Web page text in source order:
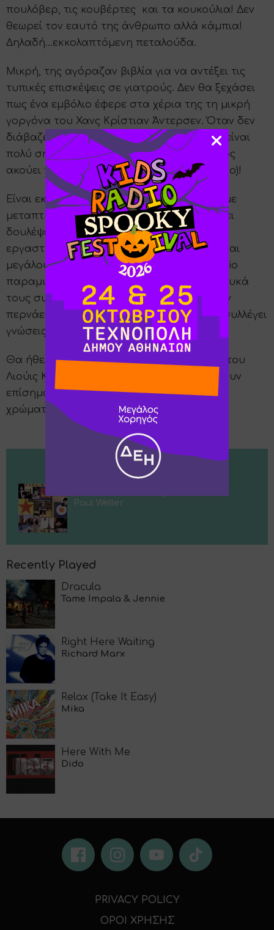
πουλόβερ, τις κουβέρτες και τα κουκούλια! Δεν
θεωρεί τον εαυτό της άνθρωπο αλλά κάμπια!
Δηλαδή…εκκολαπτόμενη πεταλούδα.
Μικρή, της αγόραζαν βιβλία για να αντέξει τις
τυπικές επισκέψεις σε γιατρούς. Δεν θα ξεχάσει
πως ένα εμβόλιο έφερε στα χέρια της τη μικρή
γοργόνα του Χανς Κρίστιαν Άντερσεν. Όταν δεν
διάβαζε βιβλία, έβλεπε video clips. Ο ήχος είναι
πολύ σημαντικός για εκείνη (φήμες λένε πως
ακούει περίεργη μουσική 24 ώρες το 24ωρο)!
Είναι εκπαιδευτικός προσχολικής αγωγής με
μεταπτυχιακό στη δημιουργική γραφή. Έχει
δουλέψει με διάφορες ομάδες σε διάφορα
εργαστήρια. Γράφει ιστορίες για μικρούς και
μεγάλους. Τα τελευταία χρόνια γράφει audio
παραμύθια για το KidsRadio+ (και κερνά γλυκά
τους συναδέλφους της κάθε φορά που δεν
περνάει στην Καλών Τεχνών). Συνεχίζει να συλλέγει
γνώσεις και εμπειρίες.
Θα ήθελε να ζει στη χώρα των Θαυμάτων του
Λιούις Κάρολ. Και επιμένει πως δεν υπάρχουν
επίσημα και καθημερινά ρούχα αλλά μόνο
χρώματα και υφές.
Now Playing
Paul Weller
Recently Played
Dracula
Tame Impala & Jennie
Right Here Waiting
Richard Marx
Relax (Take It Easy)
Mika
Here With Me
Dido
PRIVACY POLICY
ΟΡΟΙ ΧΡΗΣΗΣ